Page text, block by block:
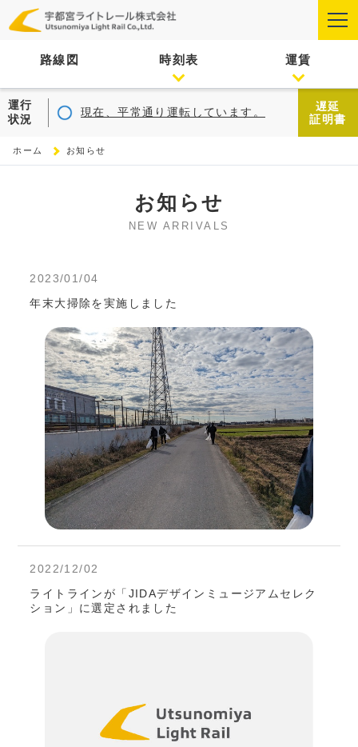
路線図 時刻表 運賃
運行
状況
現在、平常通り運転しています。
遅延
証明書
ホーム お知らせ
お知らせ
NEW ARRIVALS
2023/01/04
年末大掃除を実施しました
2022/12/02
ライトラインが「JIDAデザインミュージアムセレク
ション」に選定されました